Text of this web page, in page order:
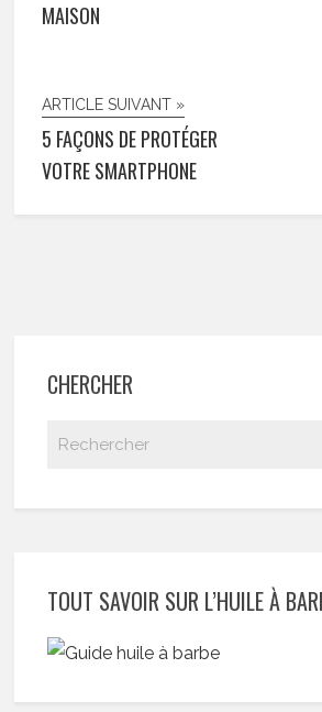
MAISON
ARTICLE SUIVANT »
5 FAÇONS DE PROTÉGER
VOTRE SMARTPHONE
CHERCHER
TOUT SAVOIR SUR L’HUILE À